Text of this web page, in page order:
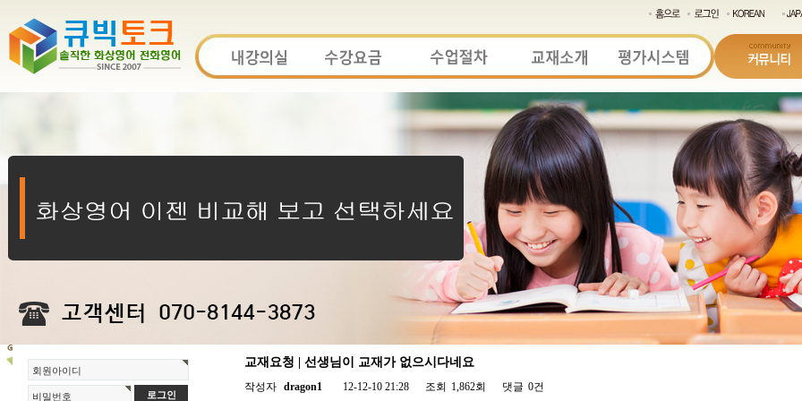
회원아이디
비밀번호
교재요청 | 선생님이 교재가 없으시다네요
작성자 dragon1 12-12-10 21:28 조회 1,862회 댓글 0건